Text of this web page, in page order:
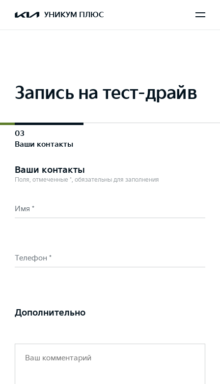
УНИКУМ ПЛЮС
Запись на тест-драйв
03
Ваши контакты
Выбран Sorento
Ваши контакты
Поля, отмеченные *, обязательны для заполнения
Имя *
Телефон *
Дополнительно